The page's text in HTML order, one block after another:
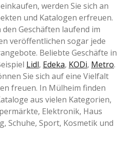
werden Sie sich an
und Katalogen erfreuen.
Geschäften laufend im
veröffentlichen sogar jede
Beliebte Geschäfte in
Lidl, Edeka, KODi, Metro.
Sie sich auf eine Vielfalt
freuen. In Mülheim finden
aus vielen Kategorien,
Elektronik, Haus
Schuhe, Sport, Kosmetik und